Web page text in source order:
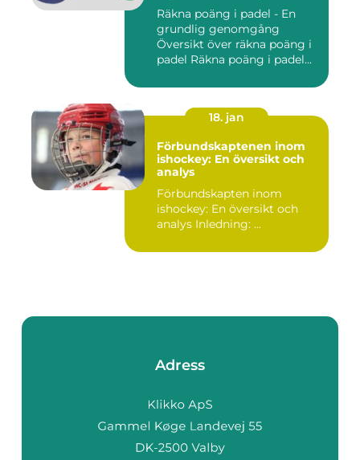
Räkna poäng i padel - En
grundlig genomgång
Översikt över räkna poäng i
padel Räkna poäng i padel...
18. jan
Förbundskaptenen inom
ishockey: En översikt och
analys
Förbundskapten inom
ishockey: En översikt och
analys Inledning: ...
Adress